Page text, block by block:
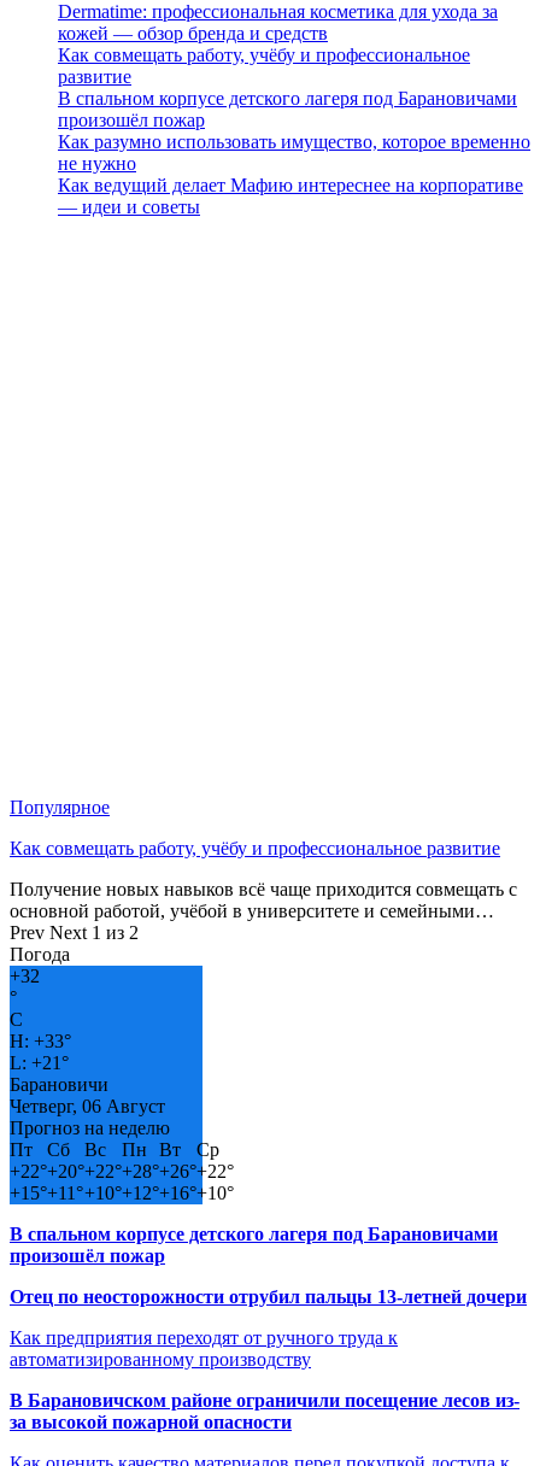
Dermatime: профессиональная косметика для ухода за
кожей — обзор бренда и средств
Как совмещать работу, учёбу и профессиональное
развитие
В спальном корпусе детского лагеря под Барановичами
произошёл пожар
Как разумно использовать имущество, которое временно
не нужно
Как ведущий делает Мафию интереснее на корпоративе
— идеи и советы
Популярное
Как совмещать работу, учёбу и профессиональное развитие
Получение новых навыков всё чаще приходится совмещать с
основной работой, учёбой в университете и семейными…
Prev Next 1 из 2
Погода
+32
°
C
H: +33°
L: +21°
Барановичи
Четверг, 06 Август
Прогноз на неделю
Пт
Сб Вс Пн Вт
Ср
+22°+20°+22°+28°+26°+22°
+15°+11°+10°+12°+16°+10°
В спальном корпусе детского лагеря под Барановичами
произошёл пожар
Отец по неосторожности отрубил пальцы 13-летней дочери
Как предприятия переходят от ручного труда к
автоматизированному производству
В Барановичском районе ограничили посещение лесов из-
за высокой пожарной опасности